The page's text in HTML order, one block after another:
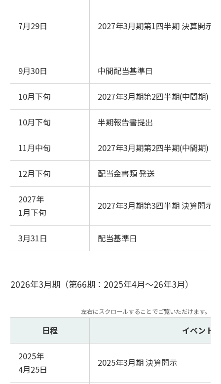
7月29日 2027年3月期第1四半期 決算開示
9月30日 中間配当基準日
10月下旬 2027年3月期第2四半期(中間期)
10月下旬 半期報告書提出
11月中旬 2027年3月期第2四半期(中間期)
12月下旬 配当金書類 発送
2027年
1月下旬
2027年3月期第3四半期 決算開示
3月31日 配当基準日
2026年3月期（第66期：2025年4月～26年3月）
日程 イベント
2025年
4月25日
2025年3月期 決算開示